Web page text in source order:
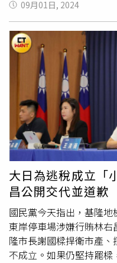
法務部長鄭銘謙、檢察
那就要投入人力物力去
體，都在報導柯文哲在
哲自2014年底高票當選
案」對自己任內施政多
櫃找出弊端，結果也不
過去講過的話來檢驗他
了，加上如今京華城風
率管制是對的事情，也
郝龍斌2016在基隆曾競
民黨不利且系出藍營同
晉級成功的蔡適應，郝
國樑，直指罷免案無正
免票」。郝龍斌強調，謝
情上，縱使民進黨老是汙
國樑團隊肯定，這也是謝
章。※CTWANT提醒您：
無罪。
09月01日, 2024
大日為逃稅成立「
昌公開交代並道歉
國民黨今天指出，基隆地
東岸停車場涉嫌行賄林
隆市長謝國樑捍衛市產
不成立。如果仍堅持罷